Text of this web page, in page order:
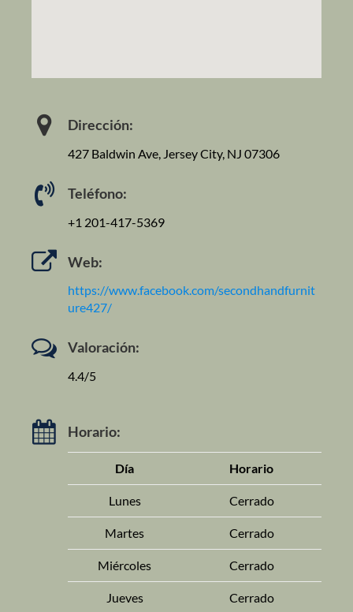
Dirección:
427 Baldwin Ave, Jersey City, NJ 07306
Teléfono:
+1 201-417-5369
Web:
https://www.facebook.com/secondhandfurnit
ure427/
Valoración:
4.4/5
Horario:
Día Horario
Lunes Cerrado
Martes Cerrado
Miércoles Cerrado
Jueves Cerrado